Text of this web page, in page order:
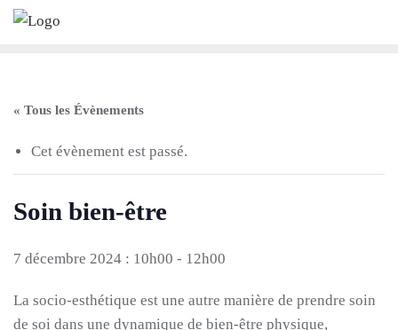
Skip
« Tous les Évènements
Cet évènement est passé.
Soin bien-être
7 décembre 2024 : 10h00 - 12h00
La socio-esthétique est une autre manière de prendre soin
de soi dans une dynamique de bien-être physique,